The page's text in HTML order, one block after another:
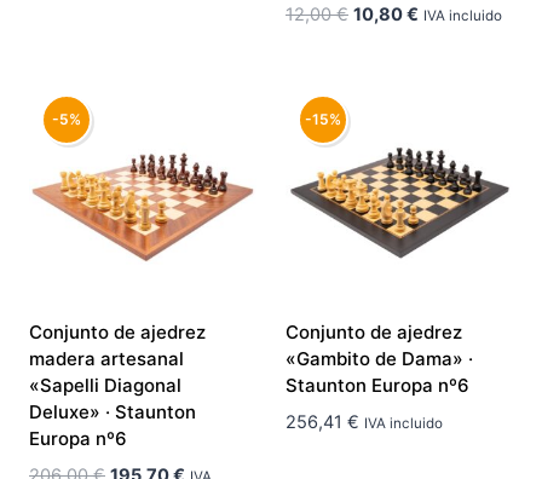
12,00€ El
10,80€ El
IVA incluido
-5%
Conjunto de ajedrez
madera artesanal
«Sapelli Diagonal
Deluxe» · Staunton
Europa nº6
El El
-15%
Conjunto de ajedrez
«Gambito de Dama» ·
Staunton Europa nº6
256,41 € IVA incluido